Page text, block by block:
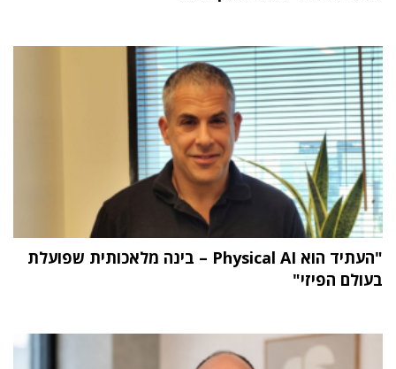
"העתיד הוא Physical AI – בינה מלאכותית שפועלת
בעולם הפיזי"